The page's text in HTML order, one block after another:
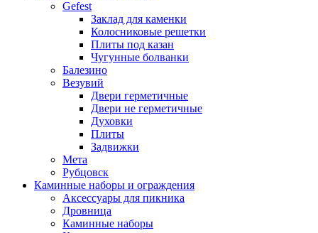
Gefest
Заклад для каменки
Колосниковые решетки
Плиты под казан
Чугунные болванки
Балезино
Везувий
Двери герметичные
Двери не герметичные
Духовки
Плиты
Задвижки
Мета
Рубцовск
Каминные наборы и ограждения
Аксессуары для пикника
Дровница
Каминные наборы